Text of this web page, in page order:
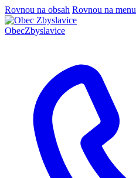
Rovnou na obsah Rovnou na menu
ObecZbyslavice